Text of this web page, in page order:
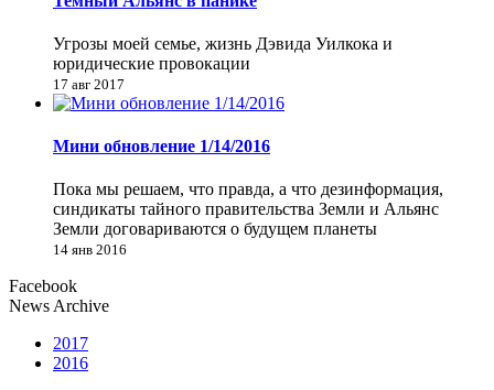
Угрозы моей семье, жизнь Дэвида Уилкока и
юридические провокации
17 авг 2017
Мини обновление 1/14/2016
Пока мы решаем, что правда, а что дезинформация,
синдикаты тайного правительства Земли и Альянс
Земли договариваются о будущем планеты
14 янв 2016
Facebook
News Archive
2017
2016